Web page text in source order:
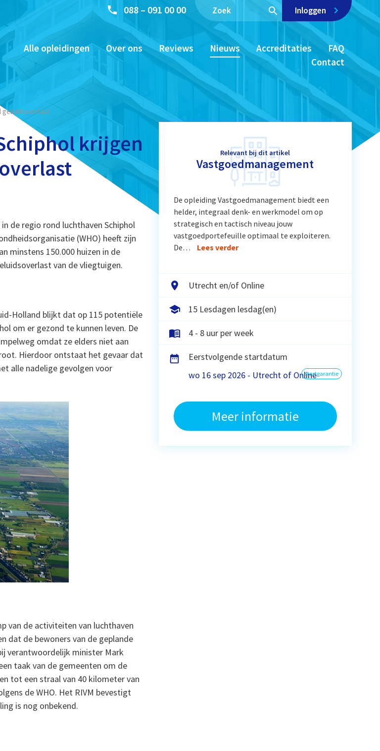
088 – 091 00 00 Inloggen
Alle opleidingen Over ons Reviews Nieuws Accreditaties
FAQ
Contact
geluidsoverlast
krijgen
de regio rond luchthaven Schiphol
(WHO) heeft zijn
minstens 150.000 huizen in de
van de vliegtuigen.
Holland blijkt dat op 115 potentiële
om er gezond te kunnen leven. De
omdat ze elders niet aan
Hierdoor ontstaat het gevaar dat
alle nadelige gevolgen voor
van de activiteiten van luchthaven
dat de bewoners van de geplande
verantwoordelijk minister Mark
taak van de gemeenten om de
tot een straal van 40 kilometer van
de WHO. Het RIVM bevestigt
is nog onbekend.
Relevant bij dit artikel
Vastgoedmanagement
De opleiding Vastgoedmanagement biedt een
helder, integraal denk- en werkmodel om op
strategisch en tactisch niveau jouw
vastgoedportefeuille optimaal te exploiteren.
De…
Lees verder
Utrecht en/of Online
15 Lesdagen lesdag(en)
4 - 8 uur per week
Eerstvolgende startdatum
wo 16 sep 2026 - Utrecht of Onlinestartgarantie
Meer informatie